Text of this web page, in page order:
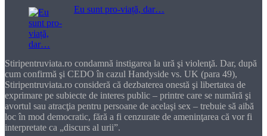
Eu sunt pro-viață, dar…
Stiripentruviata.ro condamnă instigarea la ură şi violenţă. Dar, după
cum confirmă şi CEDO în cazul Handyside vs. UK (para 49),
Stiripentruviata.ro consideră că dezbaterea onestă şi libertatea de
exprimare pe subiecte de interes public – printre care se numără şi
avortul sau atracţia pentru persoane de acelaşi sex – trebuie să aibă
loc în mod democratic, fără a fi cenzurate de ameninţarea că vor fi
interpretate ca „discurs al urii”.